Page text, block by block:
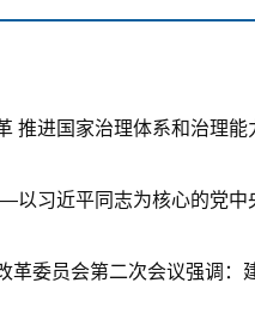
推进国家治理体系和治理能
习近平同志为核心的党中
革委员会第二次会议强调